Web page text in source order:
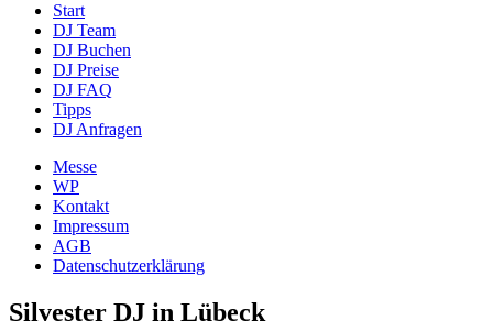
Start
DJ Team
DJ Buchen
DJ Preise
DJ FAQ
Tipps
DJ Anfragen
Messe
WP
Kontakt
Impressum
AGB
Datenschutzerklärung
Silvester DJ in Lübeck